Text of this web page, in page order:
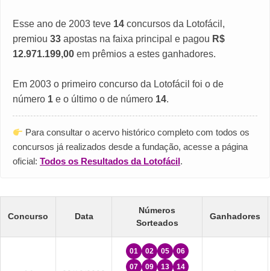
Esse ano de 2003 teve 14 concursos da Lotofácil,
premiou 33 apostas na faixa principal e pagou R$
12.971.199,00 em prêmios a estes ganhadores.
Em 2003 o primeiro concurso da Lotofácil foi o de
número 1 e o último o de número 14.
Para consultar o acervo histórico completo com todos os
concursos já realizados desde a fundação, acesse a página
oficial: Todos os Resultados da Lotofácil .
Concurso Data
Números
Sorteados
Ganhadores
01 02 05
06
07
09 13
14